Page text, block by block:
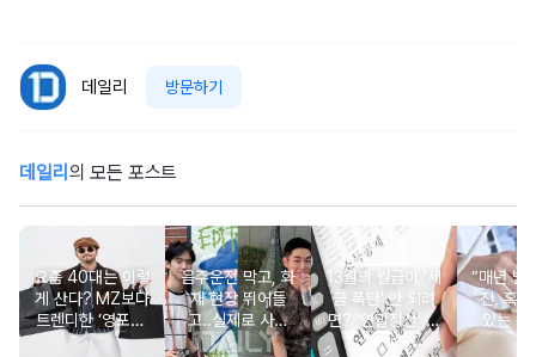
데일리 방문하기
데일리 의 모든 포스트
요즘 40대는 이렇
게 산다? MZ보다
트렌디한 ‘영포티’
분석
음주운전 막고, 화
재 현장 뛰어들
고..실제로 사람
구한 연예인 10
13월의 월급이 '세
금 폭탄' 안 되려
면? '연말정산' 핵
심 꿀팁 A to Z
“매년 받
진, 혹시
있는 건
요?”